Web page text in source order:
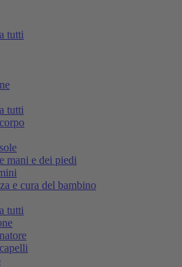
tutti
tutti
mani e dei piedi
e cura del bambino
tutti